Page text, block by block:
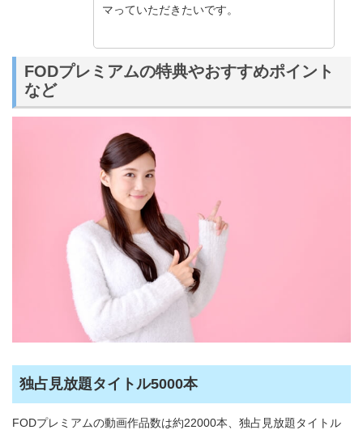
マっていただきたいです。
FODプレミアムの特典やおすすめポイント
など
独占見放題タイトル5000本
FODプレミアムの動画作品数は約22000本、独占見放題タイトル